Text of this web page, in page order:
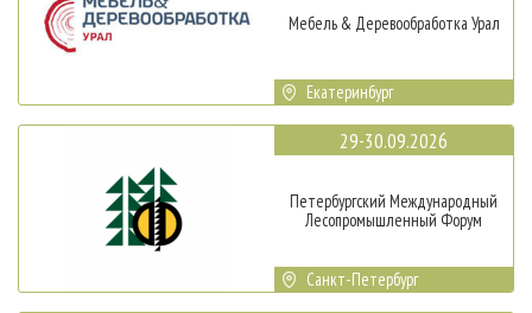
Мебель & Деревообработка Урал
Екатеринбург
29-30.09.2026
Петербургский Международный
Лесопромышленный Форум
Санкт-Петербург